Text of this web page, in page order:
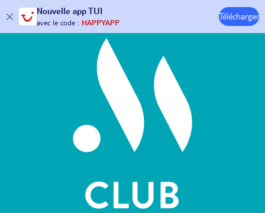
Nouvelle app TUI
30€ offerts*sur votre
avec le code : HAPPYAPP
Télécharger
Hôtels & Clubs